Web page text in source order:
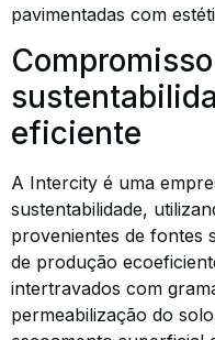
pavimentadas com
eficiente
A Intercity é uma
sustentabilidade,
provenientes de fontes
de produção
intertravados com
permeabilização do